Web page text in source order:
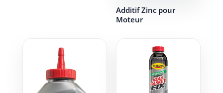
Additif Zinc pour
Moteur